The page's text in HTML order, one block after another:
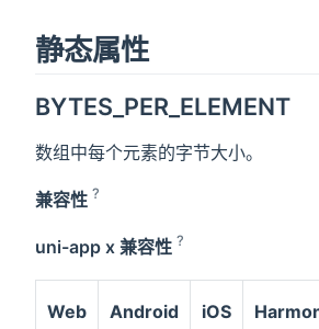
静态属性
BYTES_PER_ELEMENT
数组中每个元素的字节大小。
兼容性 ?
uni-app x 兼容性 ?
Web Android iOS